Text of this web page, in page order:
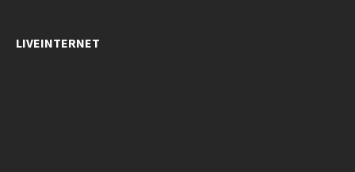
LIVEINTERNET